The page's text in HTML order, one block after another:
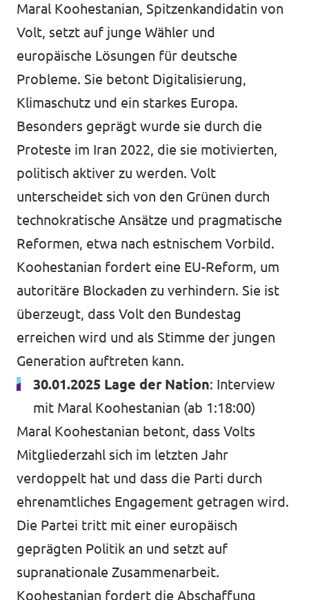
Maral Koohestanian, Spitzenkandidatin von
Volt, setzt auf junge Wähler und
europäische Lösungen für deutsche
Probleme. Sie betont Digitalisierung,
Klimaschutz und ein starkes Europa.
Besonders geprägt wurde sie durch die
Proteste im Iran 2022, die sie motivierten,
politisch aktiver zu werden. Volt
unterscheidet sich von den Grünen durch
technokratische Ansätze und pragmatische
Reformen, etwa nach estnischem Vorbild.
Koohestanian fordert eine EU-Reform, um
autoritäre Blockaden zu verhindern. Sie ist
überzeugt, dass Volt den Bundestag
erreichen wird und als Stimme der jungen
Generation auftreten kann.
30.01.2025 Lage der Nation: Interview
mit Maral Koohestanian (ab 1:18:00)
Maral Koohestanian betont, dass Volts
Mitgliederzahl sich im letzten Jahr
verdoppelt hat und dass die Parti durch
ehrenamtliches Engagement getragen wird.
Die Partei tritt mit einer europäisch
geprägten Politik an und setzt auf
supranationale Zusammenarbeit.
Koohestanian fordert die Abschaffung